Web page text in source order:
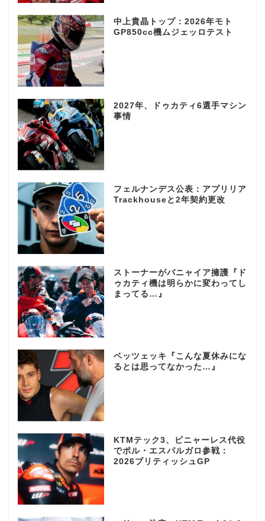
中上貴晶トップ：2026年モト
GP850cc機ムジェッロテスト
2027年、ドゥカティ6選手マシン
事情
フェルナンデス公表：アプリリア
Trackhouseと2年契約更改
ストーナーがバニャイア擁護『ド
ゥカティ機は明らかに変わってし
まってる…』
ベッツェッキ『こんな夏休みにな
るとは思ってなかった…』
KTMテック3、ビニャーレス代役
でポル・エスパルガロ参戦：
2026ブリティッシュGP